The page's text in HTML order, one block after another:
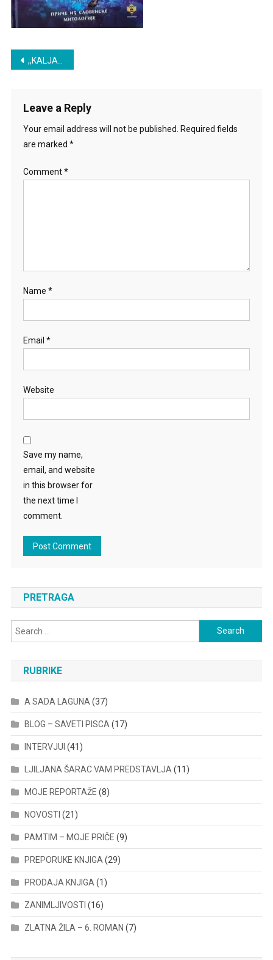
Post
,,KALJAVI KONJ” – VESNA ALEKSIĆ
Leave a Reply
Your email address will not be published.
Required fields
are marked *
Comment*
Name *
Email *
Website
Save my name,
email, and website
in this browser for
the next time I
comment.
PRETRAGA
Search
for:
RUBRIKE
A SADA LAGUNA (37)
BLOG – SAVETI PISCA (17)
INTERVJUI (41)
LJILJANA ŠARAC VAM PREDSTAVLJA (11)
MOJE REPORTAŽE (8)
NOVOSTI (21)
PAMTIM – MOJE PRIČE (9)
PREPORUKE KNJIGA (29)
PRODAJA KNJIGA (1)
ZANIMLJIVOSTI (16)
ZLATNA ŽILA – 6. ROMAN (7)